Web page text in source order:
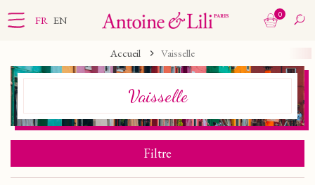
FR EN 0
Accueil Vaisselle
Vaisselle
Filtre